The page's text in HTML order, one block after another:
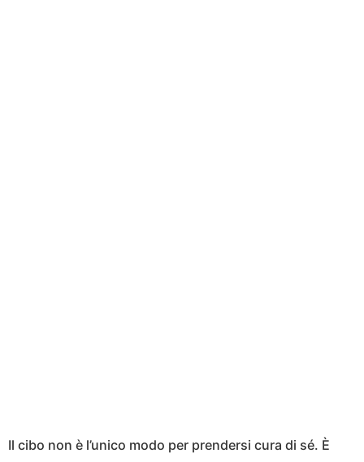
Il cibo non è l’unico modo per prendersi cura di sé. È